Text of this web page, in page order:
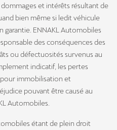
et intérêts résultant de
bien même si ledit véhicule
garantie. ENNAKL Automobiles
des conséquences des
ou défectuosités survenus au
indicatif, les pertes
immobilisation et
pouvant être causé au
Automobiles.
étant de plein droit